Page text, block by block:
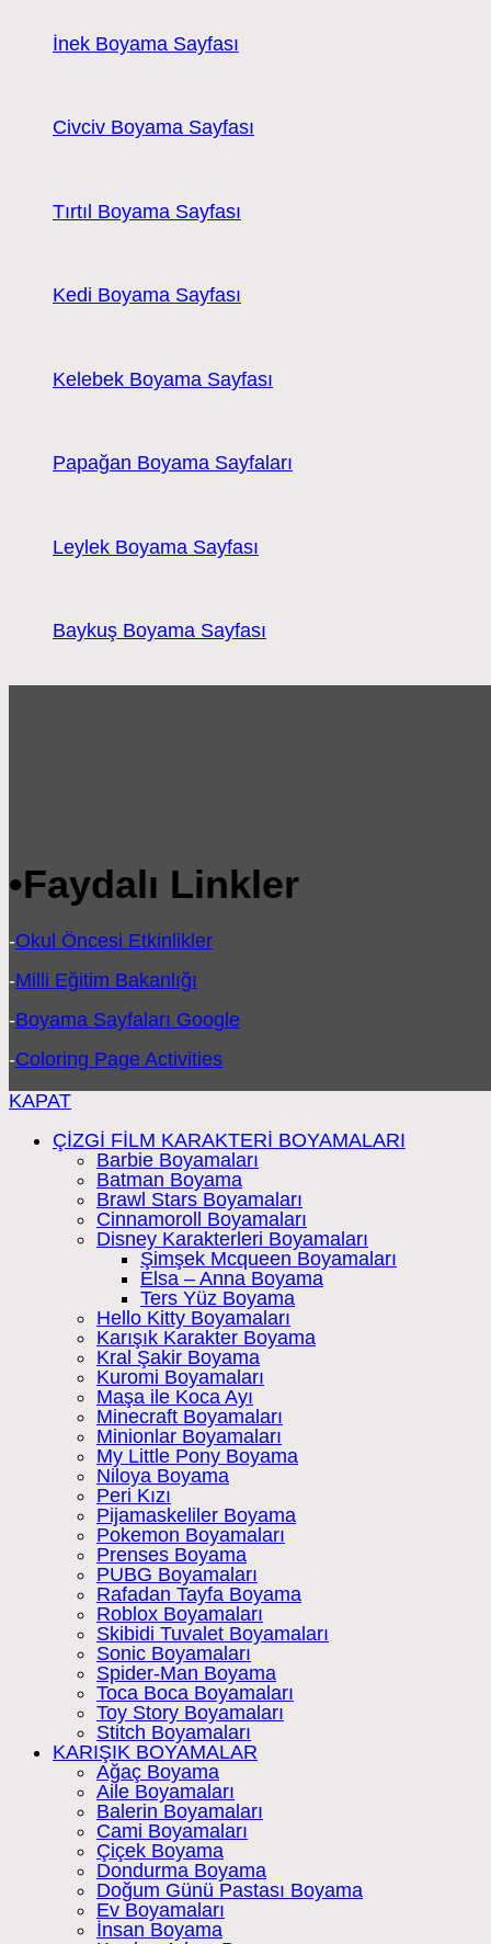
İnek Boyama Sayfası
Civciv Boyama Sayfası
Tırtıl Boyama Sayfası
Kedi Boyama Sayfası
Kelebek Boyama Sayfası
Papağan Boyama Sayfaları
Leylek Boyama Sayfası
Baykuş Boyama Sayfası
•Faydalı Linkler
-Okul Öncesi Etkinlikler
-Milli Eğitim Bakanlığı
-Boyama Sayfaları Google
-Coloring Page Activities
KAPAT
ÇİZGİ FİLM KARAKTERİ BOYAMALARI
Barbie Boyamaları
Batman Boyama
Brawl Stars Boyamaları
Cinnamoroll Boyamaları
Disney Karakterleri Boyamaları
Şimşek Mcqueen Boyamaları
Elsa – Anna Boyama
Ters Yüz Boyama
Hello Kitty Boyamaları
Karışık Karakter Boyama
Kral Şakir Boyama
Kuromi Boyamaları
Maşa ile Koca Ayı
Minecraft Boyamaları
Minionlar Boyamaları
My Little Pony Boyama
Niloya Boyama
Peri Kızı
Pijamaskeliler Boyama
Pokemon Boyamaları
Prenses Boyama
PUBG Boyamaları
Rafadan Tayfa Boyama
Roblox Boyamaları
Skibidi Tuvalet Boyamaları
Sonic Boyamaları
Spider-Man Boyama
Toca Boca Boyamaları
Toy Story Boyamaları
Stitch Boyamaları
KARIŞIK BOYAMALAR
Ağaç Boyama
Aile Boyamaları
Balerin Boyamaları
Cami Boyamaları
Çiçek Boyama
Dondurma Boyama
Doğum Günü Pastası Boyama
Ev Boyamaları
İnsan Boyama